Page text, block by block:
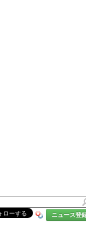
ニュース登